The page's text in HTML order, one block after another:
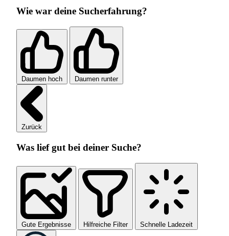
Wie war deine Sucherfahrung?
Daumen hoch Daumen runter
Zurück
Was lief gut bei deiner Suche?
Gute Ergebnisse Hilfreiche Filter Schnelle Ladezeit